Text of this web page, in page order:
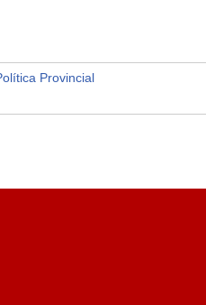
Provincial